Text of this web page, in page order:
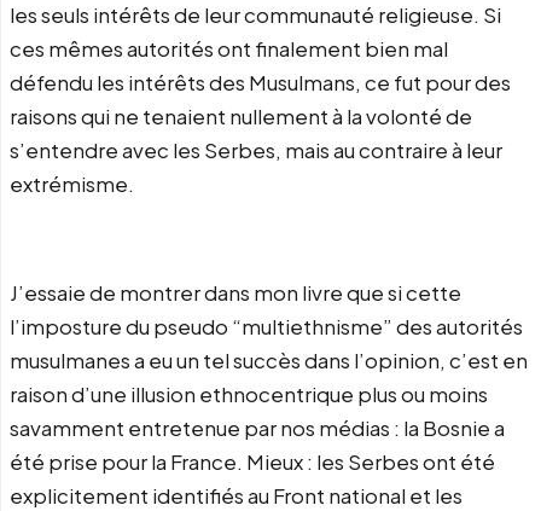
les seuls intérêts de leur communauté religieuse. Si
ces mêmes autorités ont finalement bien mal
défendu les intérêts des Musulmans, ce fut pour des
raisons qui ne tenaient nullement à la volonté de
s’entendre avec les Serbes, mais au contraire à leur
extrémisme.
J’essaie de montrer dans mon livre que si cette
l’imposture du pseudo “multiethnisme” des autorités
musulmanes a eu un tel succès dans l’opinion, c’est en
raison d’une illusion ethnocentrique plus ou moins
savamment entretenue par nos médias : la Bosnie a
été prise pour la France. Mieux : les Serbes ont été
explicitement identifiés au Front national et les